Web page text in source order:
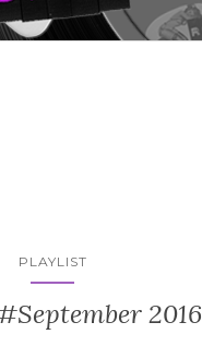
PLAYLIST
2016